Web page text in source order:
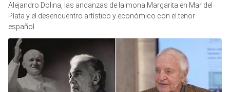
Alejandro Dolina, las andanzas de la mona Margarita en Mar del
Plata y el desencuentro artístico y económico con el tenor
español